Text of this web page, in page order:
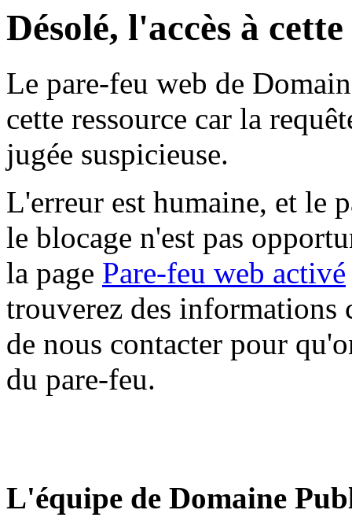
Désolé, l'accès à
Le pare-feu web de
cette ressource car la
jugée suspicieuse.
L'erreur est humaine, et le
le blocage n'est pas
la page Pare-feu web activé
trouverez des informations
de nous contacter pour
du pare-feu.
L'équipe de Domaine